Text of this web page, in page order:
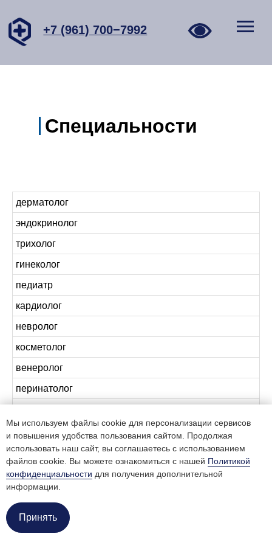
Мы используем файлы cookie для персонализации сервисов
и повышения удобства пользования сайтом. Продолжая
использовать наш сайт, вы соглашаетесь с использованием
файлов cookie. Вы можете ознакомиться с нашей Политикой
конфиденциальности для получения дополнительной
информации.
Принять
Специальности
дерматолог
эндокринолог
трихолог
гинеколог
педиатр
кардиолог
невролог
косметолог
венеролог
перинатолог